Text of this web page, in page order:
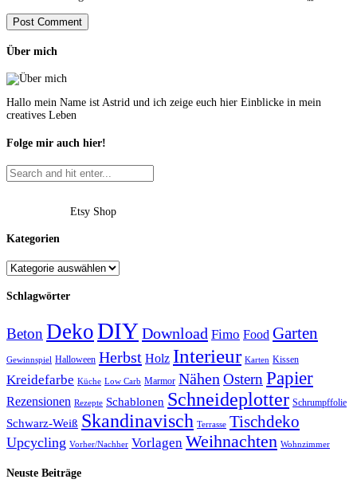
Über mich
Hallo mein Name ist Astrid und ich zeige euch hier Einblicke in mein
creatives Leben
Folge mir auch hier!
Etsy Shop
Kategorien
Schlagwörter
Beton DekoDIYDownload Fimo Food Garten
Gewinnspiel Halloween Herbst Holz Interieur Karten Kissen
Kreidefarbe Küche Low Carb Marmor Nähen Ostern Papier
Rezensionen Rezepte Schablonen Schneideplotter Schrumpffolie
Schwarz-Weiß Skandinavisch Terrasse Tischdeko
Upcycling Vorher/Nachher Vorlagen Weihnachten Wohnzimmer
Neuste Beiträge